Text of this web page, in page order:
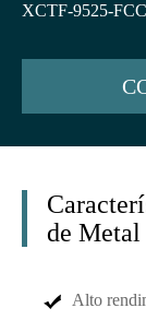
XCTF-9525-
de Metal
Alto